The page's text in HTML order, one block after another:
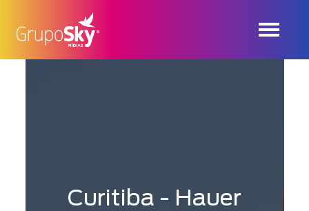
Curitiba - Hauer